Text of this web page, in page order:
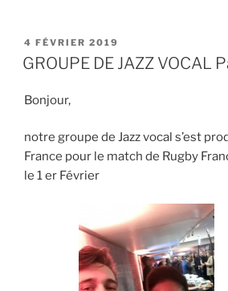
PUBLIÉ
LE
4 FÉVRIER 2019
GROUPE DE JAZZ VOCAL
Bonjour,
notre groupe de Jazz vocal s’est
France pour le match de Rugby
le 1 er Février